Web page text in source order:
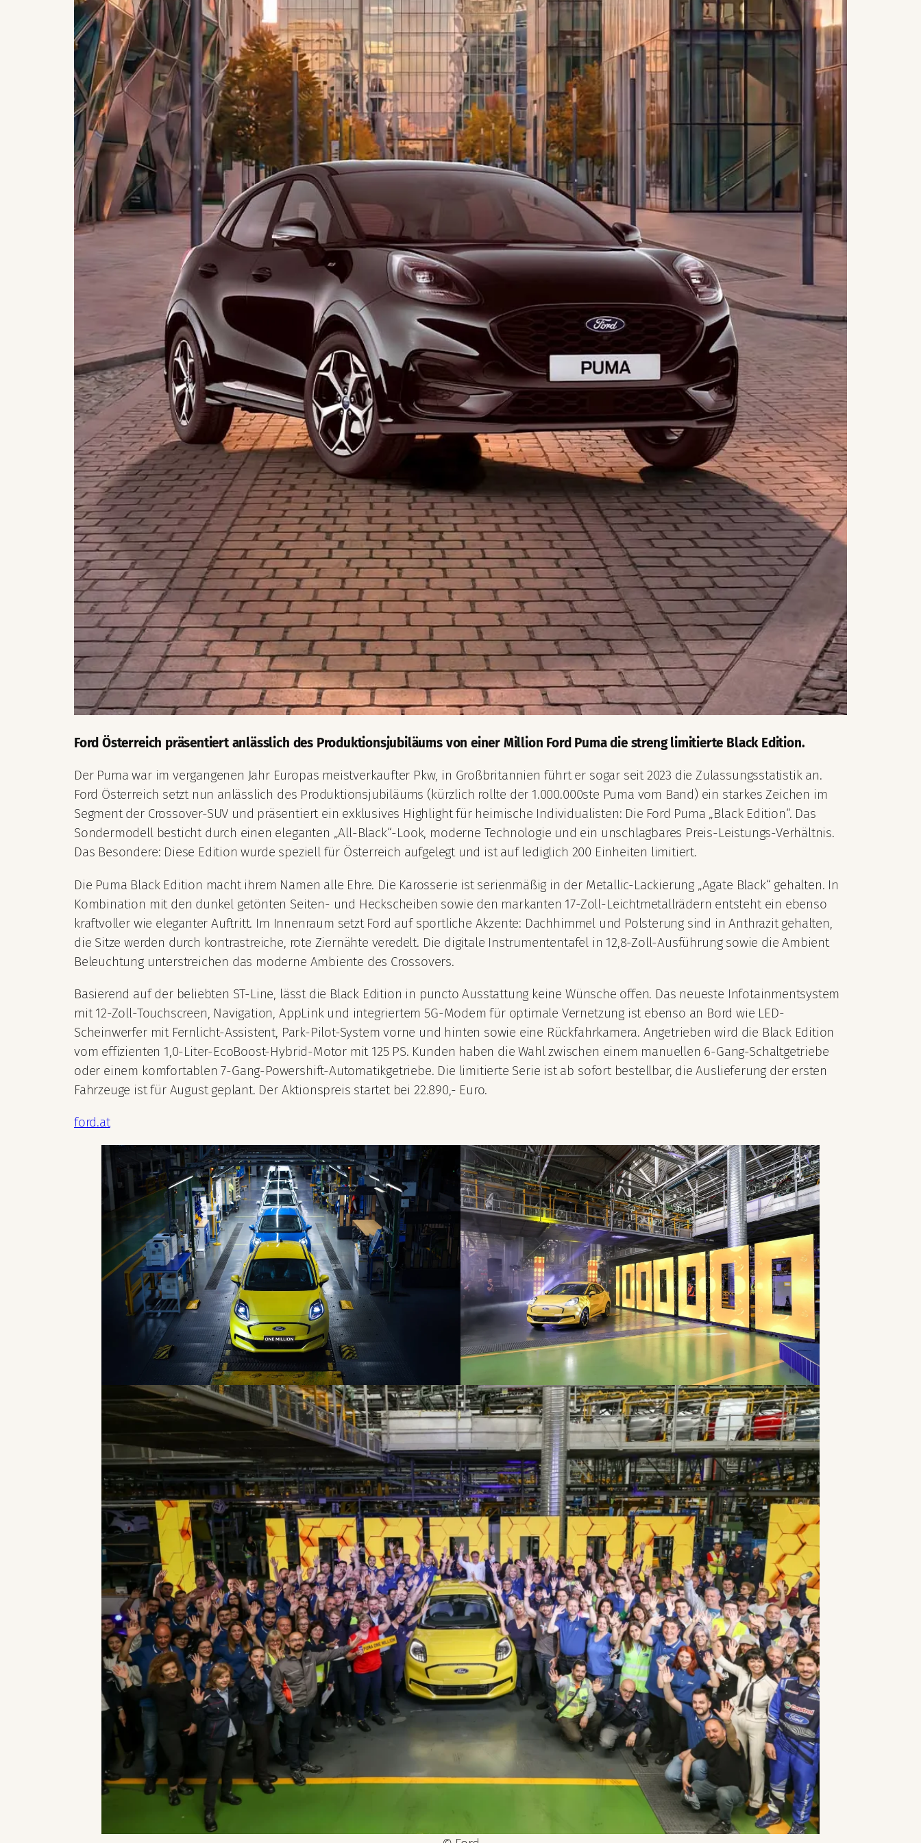
Ford Österreich präsentiert anlässlich des Produktionsjubiläums von einer Million Ford Puma die streng limitierte Black Edition.
Der Puma war im vergangenen Jahr Europas meistverkaufter Pkw, in Großbritannien führt er sogar seit 2023 die Zulassungsstatistik an.
Ford Österreich setzt nun anlässlich des Produktionsjubiläums (kürzlich rollte der 1.000.000ste Puma vom Band) ein starkes Zeichen im
Segment der Crossover-SUV und präsentiert ein exklusives Highlight für heimische Individualisten: Die Ford Puma „Black Edition“. Das
Sondermodell besticht durch einen eleganten „All-Black“-Look, moderne Technologie und ein unschlagbares Preis-Leistungs-Verhältnis.
Das Besondere: Diese Edition wurde speziell für Österreich aufgelegt und ist auf lediglich 200 Einheiten limitiert.
Die Puma Black Edition macht ihrem Namen alle Ehre. Die Karosserie ist serienmäßig in der Metallic-Lackierung „Agate Black“ gehalten. In
Kombination mit den dunkel getönten Seiten- und Heckscheiben sowie den markanten 17-Zoll-Leichtmetallrädern entsteht ein ebenso
kraftvoller wie eleganter Auftritt. Im Innenraum setzt Ford auf sportliche Akzente: Dachhimmel und Polsterung sind in Anthrazit gehalten,
die Sitze werden durch kontrastreiche, rote Ziernähte veredelt. Die digitale Instrumententafel in 12,8-Zoll-Ausführung sowie die Ambient
Beleuchtung unterstreichen das moderne Ambiente des Crossovers.
Basierend auf der beliebten ST-Line, lässt die Black Edition in puncto Ausstattung keine Wünsche offen. Das neueste Infotainmentsystem
mit 12-Zoll-Touchscreen, Navigation, AppLink und integriertem 5G-Modem für optimale Vernetzung ist ebenso an Bord wie LED-
Scheinwerfer mit Fernlicht-Assistent, Park-Pilot-System vorne und hinten sowie eine Rückfahrkamera. Angetrieben wird die Black Edition
vom effizienten 1,0-Liter-EcoBoost-Hybrid-Motor mit 125 PS. Kunden haben die Wahl zwischen einem manuellen 6-Gang-Schaltgetriebe
oder einem komfortablen 7-Gang-Powershift-Automatikgetriebe. Die limitierte Serie ist ab sofort bestellbar, die Auslieferung der ersten
Fahrzeuge ist für August geplant. Der Aktionspreis startet bei 22.890,- Euro.
ford.at